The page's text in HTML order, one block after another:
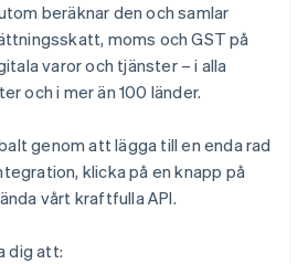
beräknar den och samlar
moms och GST på
varor och tjänster – i alla
och i mer än 100 länder.
genom att lägga till en enda rad
klicka på en knapp på
vårt kraftfulla API.
dig att: